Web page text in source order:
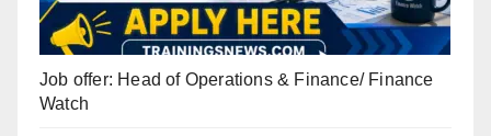
Job offer: Head of Operations & Finance/ Finance
Watch